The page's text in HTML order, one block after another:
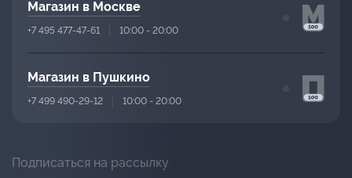
Магазин в Москве
+7 495 477-47-61 10:00 - 20:00
Магазин в Пушкино
+7 499 490-29-12 10:00 - 20:00
Подписаться на рассылку